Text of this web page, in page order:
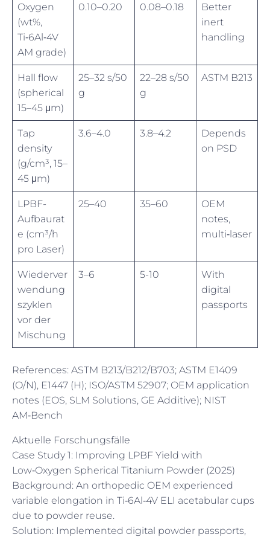
Oxygen
(wt%,
Ti‑6Al‑4V
AM grade)
0.10–0.20 0.08–0.18
Better
inert
handling
Hall flow
(spherical
15–45 μm)
25–32 s/50
g
22–28 s/50
g
ASTM B213
Tap
density
(g/cm³, 15–
45 μm)
3.6–4.0 3.8–4.2
Depends
on PSD
LPBF-
Aufbaurat
e (cm³/h
pro Laser)
25–40 35–60
OEM
notes,
multi‑laser
Wiederver
wendung
szyklen
vor der
Mischung
3–6 5-10
With
digital
passports
References: ASTM B213/B212/B703; ASTM E1409
(O/N), E1447 (H); ISO/ASTM 52907; OEM application
notes (EOS, SLM Solutions, GE Additive); NIST
AM‑Bench
Aktuelle Forschungsfälle
Case Study 1: Improving LPBF Yield with
Low‑Oxygen Spherical Titanium Powder (2025)
Background: An orthopedic OEM experienced
variable elongation in Ti‑6Al‑4V ELI acetabular cups
due to powder reuse.
Solution: Implemented digital powder passports,